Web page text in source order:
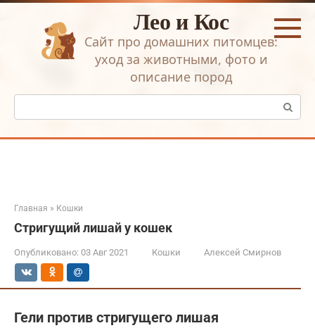
Перейти
Лео и Кос
Сайт про домашних питомцев:
уход за животными, фото и
описание пород
Поиск:
Главная » Кошки
Стригущий лишай у кошек
Опубликовано: 03 Авг 2021 Кошки Алексей Смирнов
Гели против стригущего лишая